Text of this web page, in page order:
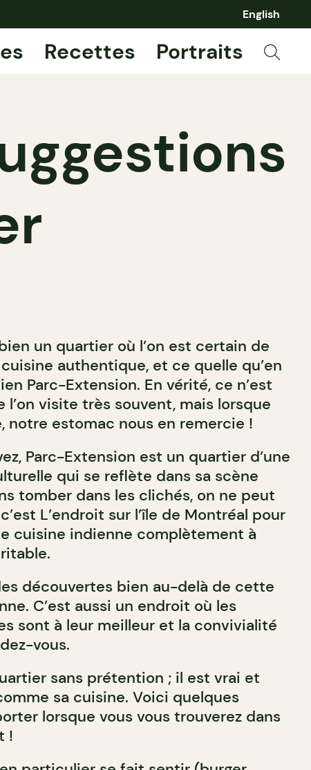
English
Recettes Portraits
un quartier où l’on est certain de
authentique, et ce quelle qu’en
Parc-Extension. En vérité, ce n’est
l’on visite très souvent, mais lorsque
notre estomac nous en remercie !
Parc-Extension est un quartier d’une
qui se reflète dans sa scène
tomber dans les clichés, on ne peut
L’endroit sur l’île de Montréal pour
cuisine indienne complètement à
découvertes bien au-delà de cette
C’est aussi un endroit où les
sont à leur meilleur et la convivialité
vous.
sans prétention ; il est vrai et
sa cuisine. Voici quelques
lorsque vous vous trouverez dans
!